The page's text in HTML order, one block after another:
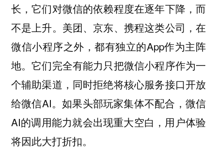
长，它们对微信的依赖程度在逐年下降，而
不是上升。美团、京东、携程这类公司，在
微信小程序之外，都有独立的App作为主阵
地。它们完全有能力只把微信小程序作为一
个辅助渠道，同时拒绝将核心服务接口开放
给微信AI。如果头部玩家集体不配合，微信
AI的调用能力就会出现重大空白，用户体验
将因此大打折扣。